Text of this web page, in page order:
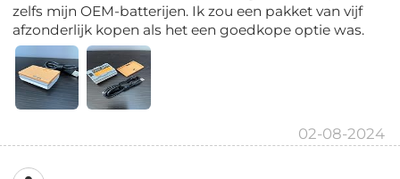
zelfs mijn OEM-batterijen. Ik zou een pakket van vijf
afzonderlijk kopen als het een goedkope optie was.
02-08-2024